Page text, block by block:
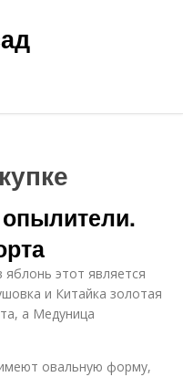
этот является
и Китайка золотая
а Медуница
овальную форму,